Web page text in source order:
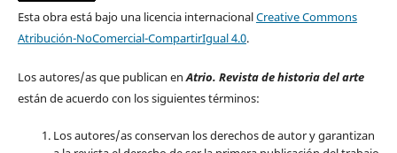
Esta obra está bajo una licencia internacionalCreative Commons
Atribución-NoComercial-CompartirIgual 4.0.
Los autores/as que publican enAtrio. Revista de historia del arte
están de acuerdo con los siguientes términos:
Los autores/as conservan los derechos de autor y garantizan